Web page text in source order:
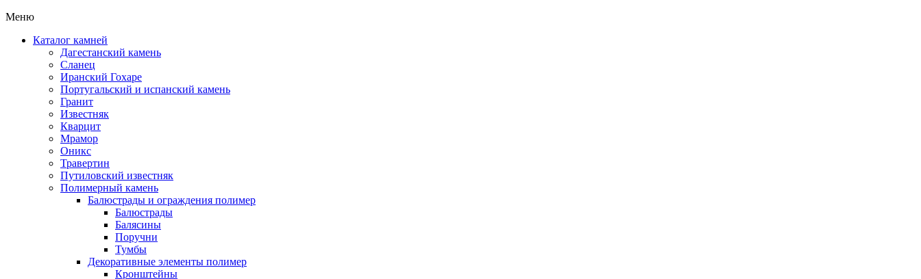
Меню
Каталог камней
Дагестанский камень
Сланец
Иранский Гохаре
Португальский и испанский камень
Гранит
Известняк
Кварцит
Мрамор
Оникс
Травертин
Путиловский известняк
Полимерный камень
Балюстрады и ограждения полимер
Балюстрады
Балясины
Поручни
Тумбы
Декоративные элементы полимер
Кронштейны